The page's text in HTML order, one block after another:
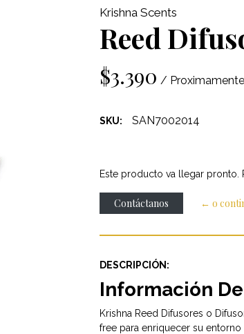
Krishna Scents
Reed
$3.390 / Proximamente
SKU: SAN7002014
Este producto va llegar pronto.
Contáctanos ← o
DESCRIPCIÓN:
Información
Krishna Reed Difusores o
free para enriquecer su entorno